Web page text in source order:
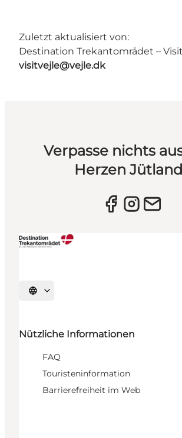
Zuletzt aktualisiert von:
Destination Trekantområdet –
visitvejle@vejle.dk
Verpasse nichts
Herzen
Sprache auswählen
Nützliche Informationen
FAQ
Touristeninformation
Barrierefreiheit im Web